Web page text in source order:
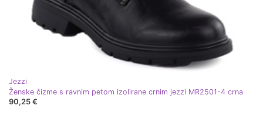
Jezzi
Ženske čizme s ravnim petom izolirane crnim jezzi MR2501-4 crna
90,25 €